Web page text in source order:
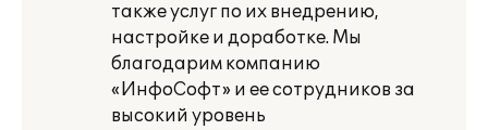
также услуг по их внедрению,
настройке и доработке. Мы
благодарим компанию
«ИнфоСофт» и ее сотрудников за
высокий уровень